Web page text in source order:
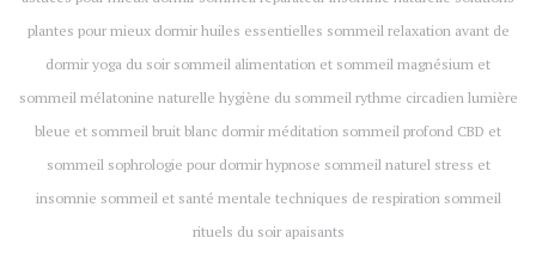
plantes pour mieux dormir huiles essentielles sommeil relaxation avant de
dormir yoga du soir sommeil alimentation et sommeil magnésium et
sommeil mélatonine naturelle hygiène du sommeil rythme circadien lumière
bleue et sommeil bruit blanc dormir méditation sommeil profond CBD et
sommeil sophrologie pour dormir hypnose sommeil naturel stress et
insomnie sommeil et santé mentale techniques de respiration sommeil
rituels du soir apaisants